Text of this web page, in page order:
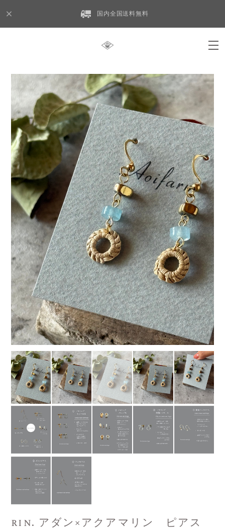
国内全国送料無料
rin. アダン×アクアマリン ピアス